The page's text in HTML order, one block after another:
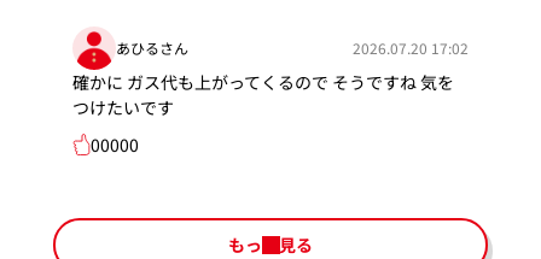
あひるさん 2026.07.20 17:02
確かに ガス代も上がってくるので そうですね 気を
つけたいです
00000
もっと見る